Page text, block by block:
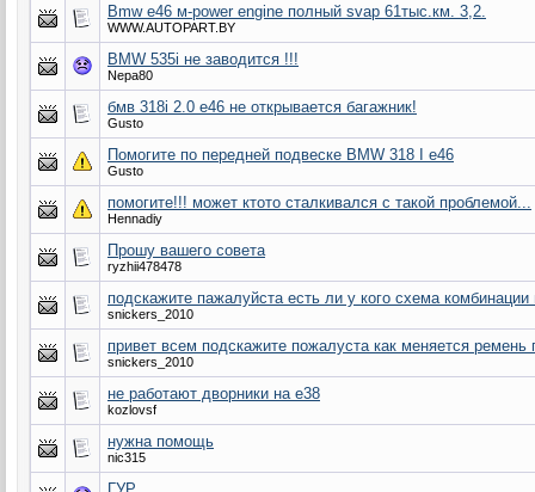
Bmw e46 м-power engine полный svap 61тыс.км. 3,2.
WWW.AUTOPART.BY
BMW 535i не заводится !!!
Nepa80
бмв 318i 2.0 е46 не открывается багажник!
Gusto
Помогите по передней подвеске BMW 318 I e46
Gusto
помогите!!! может ктото сталкивался с такой проблемой...
Hennadiy
Прошу вашего совета
ryzhii478478
подскажите пажалуйста есть ли у кого схема
snickers_2010
привет всем подскажите пожалуста как меняется
snickers_2010
не работают дворники на е38
kozlovsf
нужна помощь
nic315